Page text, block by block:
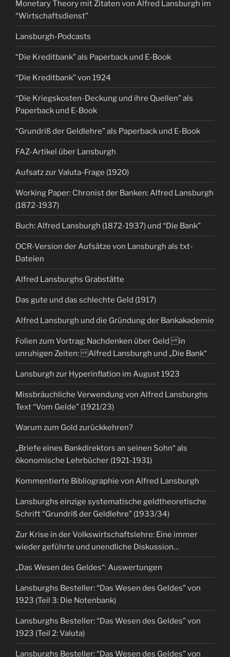
Monetary Theory mit Zitaten von Alfred Lansburgh im
“Wirtschaftsdienst”
Lansburgh-Podcasts
“Die Kreditbank” als Paperback und E-Book
“Die Kreditbank” von 1924
“Die Kriegskosten-Deckung und ihre Quellen” als
Paperback und E-Book
“Grundriß der Geldlehre” als Paperback und E-Book
FAZ-Artikel über Lansburgh
Aufsatz zur Valuta-Frage (1920)
Working Paper: Chronist der Banken: Alfred Lansburgh
(1872-1937)
Buch: Alfred Lansburgh (1872-1937) und “Die Bank”
OCR-Version der Aufsätze von Lansburgh als txt-
Dateien
Alfred Lansburghs Grabstätte
Das gute und das schlechte Geld (1917)
Alfred Lansburgh und die Gründung der Bankakademie
Folien zum Vortrag: Nachdenken über Geld in
unruhigen Zeiten: Alfred Lansburgh und „Die Bank“
Lansburgh zur Hyperinflation im August 1923
Missbräuchliche Verwendung von Alfred Lansburghs
Text “Vom Gelde” (1921/23)
Warum zum Gold zurückkehren?
„Briefe eines Bankdirektors an seinen Sohn“ als
ökonomische Lehrbücher (1921-1931)
Kommentierte Bibliographie von Alfred Lansburgh
Lansburghs einzige systematische geldtheoretische
Schrift “Grundriß der Geldlehre” (1933/34)
Zur Krise in der Volkswirtschaftslehre: Eine immer
wieder geführte und unendliche Diskussion…
„Das Wesen des Geldes“: Auswertungen
Lansburghs Besteller: “Das Wesen des Geldes” von
1923 (Teil 3: Die Notenbank)
Lansburghs Besteller: “Das Wesen des Geldes” von
1923 (Teil 2: Valuta)
Lansburghs Besteller: “Das Wesen des Geldes” von